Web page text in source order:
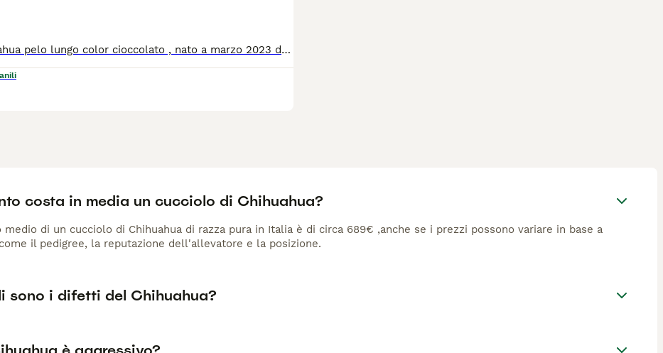
RIO chiuhuahua pelo lungo color cioccolato , nato a marzo 2023 dal carattere vivace, giocherellone e coccolone . RIO era stato preso da cucciolo ma con l’avvento di una nascita e’ venuto meno il tempo da dedicargli . Per il suo bene la padrona ha deciso di cederlo in adozione ad una famiglia che potesse dargli le attenzioni che merita , Abituato alla traversa, alle passeggiate, poco compatibile con altri cani si preferisce adozione come figlio unico RIO si trova a Bari e’ vaccinato , microchippato’ adottabile preferibilmente in Puglia e/o centro nord Italia previo iter di adozione. Richiesto messaggio di presentazione Info 3270724535
costa in media un cucciolo di Chihuahua?
medio di un cucciolo di Chihuahua di razza pura in Italia è di circa 689€ ,anche se i prezzi possono variare in base a
il pedigree, la reputazione dell'allevatore e la posizione.
sono i difetti del Chihuahua?